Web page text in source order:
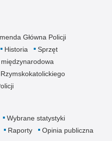
Główna Policji
Historia
Sprzęt
międzynarodowa
Wybrane statystyki
Raporty Opinia publiczna